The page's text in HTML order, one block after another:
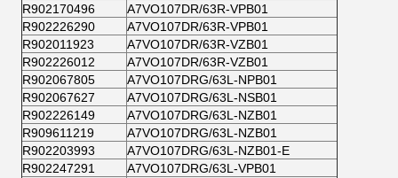
R902170496
A7VO107DR/63R-VPB01
R902226290
A7VO107DR/63R-VPB01
R902011923
A7VO107DR/63R-VZB01
R902226012
A7VO107DR/63R-VZB01
R902067805
A7VO107DRG/63L-NPB01
R902067627
A7VO107DRG/63L-NSB01
R902226149
A7VO107DRG/63L-NZB01
R909611219
A7VO107DRG/63L-NZB01
R902203993
A7VO107DRG/63L-NZB01-E
R902247291
A7VO107DRG/63L-VPB01